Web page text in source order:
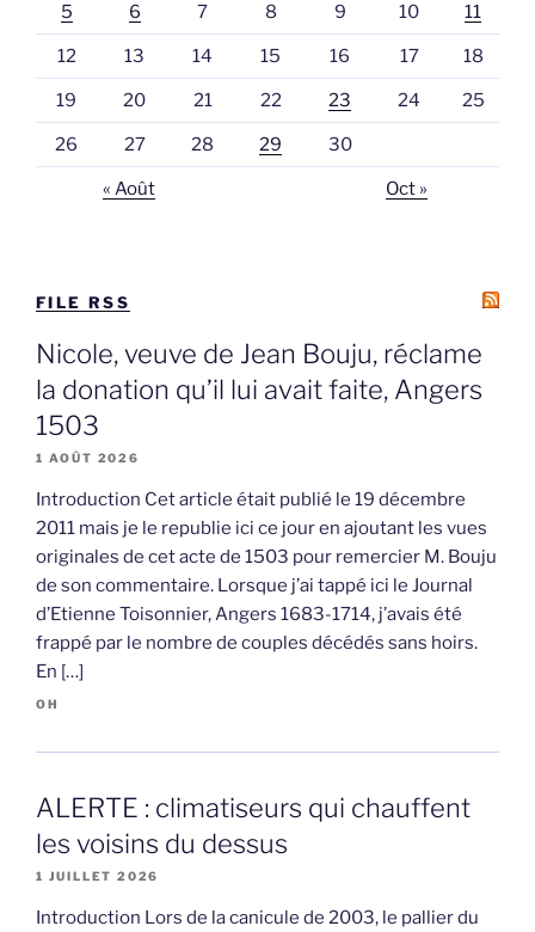
5 6 7 8 9 10 11
12 13 14 15 16 17 18
19 20 21 22 23 24 25
26 27 28 29 30
« Août Oct »
FILE RSS
Nicole, veuve de Jean Bouju, réclame
la donation qu’il lui avait faite, Angers
1503
1 AOÛT 2026
Introduction Cet article était publié le 19 décembre
2011 mais je le republie ici ce jour en ajoutant les vues
originales de cet acte de 1503 pour remercier M. Bouju
de son commentaire. Lorsque j’ai tappé ici le Journal
d’Etienne Toisonnier, Angers 1683-1714, j’avais été
frappé par le nombre de couples décédés sans hoirs.
En […]
OH
ALERTE : climatiseurs qui chauffent
les voisins du dessus
1 JUILLET 2026
Introduction Lors de la canicule de 2003, le pallier du